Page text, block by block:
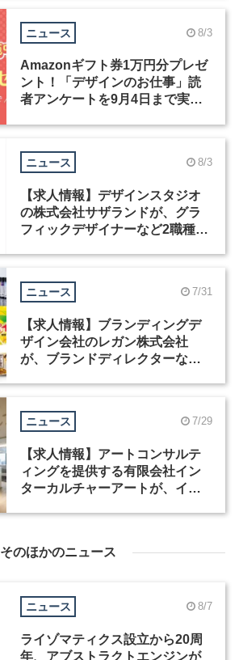
ニュース 8/3
Amazonギフト券1万円分プレゼ
ント！「デザインのお仕事」読
者アンケートを9月4日まで実施
ニュース 8/3
【求人情報】デザインスタジオ
の株式会社サザランドが、グラ
フィックデザイナーなど2職種を
ニュース 7/31
【求人情報】ブランディングデ
ザイン会社のレガン株式会社
が、ブランドディレクターなど3
ニュース 7/29
【求人情報】アートコンサルテ
ィングを提供する有限会社イン
ターカルチャーアートが、イン
そのほかのニュース
ニュース 8/7
ライゾマティクス設立から20周
年、アブストラクトエンジンが